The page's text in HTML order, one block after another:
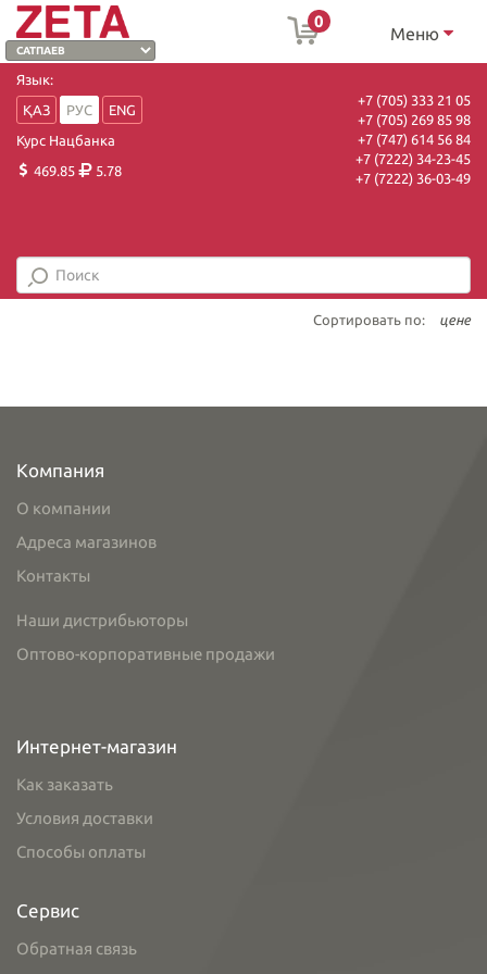
0
Меню
Язык:
ҚАЗ
РУС
ENG
Курс Нацбанка
469.85
5.78
+7 (705) 333 21 05
+7 (705) 269 85 98
+7 (747) 614 56 84
+7 (7222) 34-23-45
+7 (7222) 36-03-49
Сортировать по: цене
Компания
О компании
Адреса магазинов
Контакты
Наши дистрибьюторы
Оптово-корпоративные продажи
Интернет-магазин
Как заказать
Условия доставки
Способы оплаты
Сервис
Обратная связь